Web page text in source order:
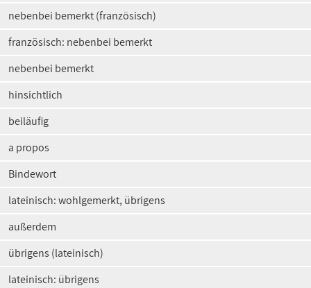
nebenbei bemerkt (französisch)
französisch: nebenbei bemerkt
nebenbei bemerkt
hinsichtlich
beiläufig
a propos
Bindewort
lateinisch: wohlgemerkt, übrigens
außerdem
übrigens (lateinisch)
lateinisch: übrigens